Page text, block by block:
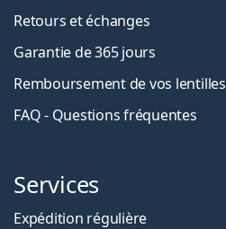
Retours et échanges
Garantie de 365 jours
Remboursement de vos lentilles
FAQ - Questions fréquentes
Services
Expédition régulière